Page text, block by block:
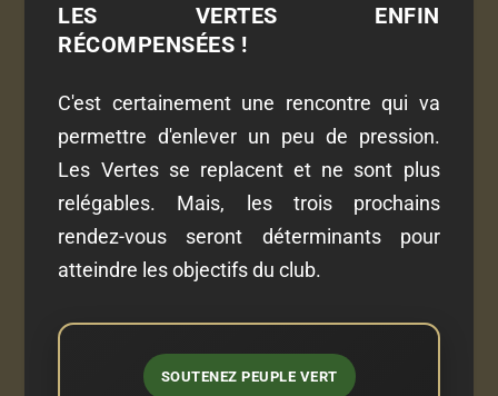
LES VERTES ENFIN
RÉCOMPENSÉES !
C'est certainement une rencontre qui va
permettre d'enlever un peu de pression.
Les Vertes se replacent et ne sont plus
relégables. Mais, les trois prochains
rendez-vous seront déterminants pour
atteindre les objectifs du club.
SOUTENEZ PEUPLE VERT